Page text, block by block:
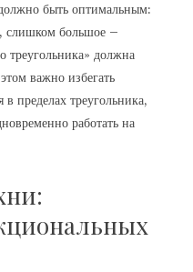
быть оптимальным:
слишком большое –
треугольника» должна
важно избегать
пределах треугольника,
работать на